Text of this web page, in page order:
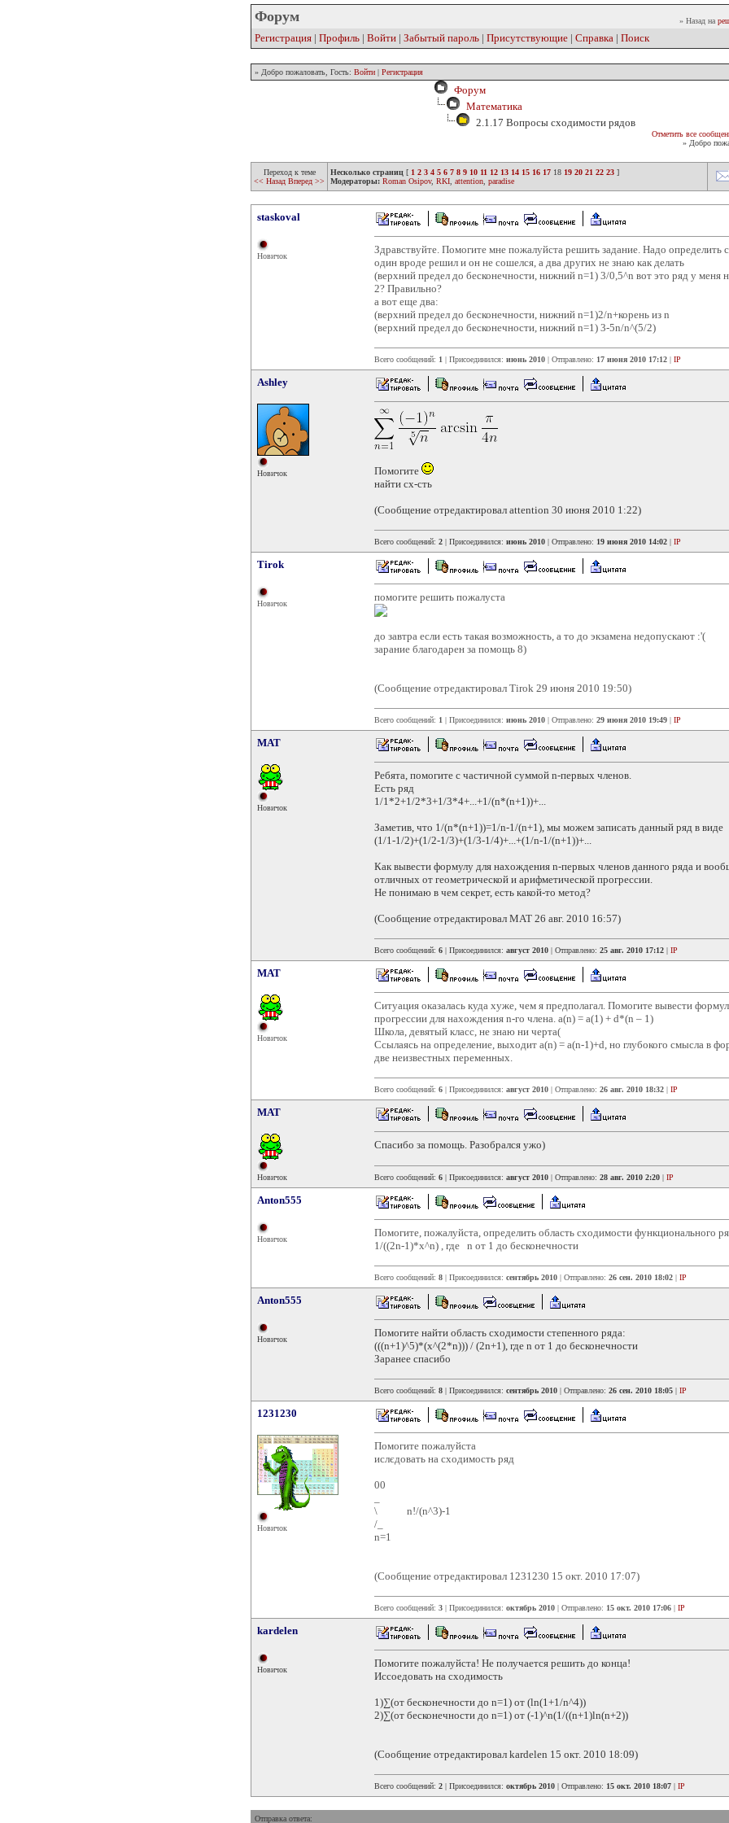
Форум » Назад на
Регистрация | Профиль | Войти | Забытый пароль | Присутствующие | Справка | Поиск
» Добро пожаловать, Гость: Войти | Регистрация
Форум
Математика
2.1.17 Вопросы сходимости рядов
Отметить все
» Добро
Переход к теме
<< Назад Вперед >>
Несколько страниц [ 1 2 3 4 5 6 7 8 9 10 11 12 13 14 15 16 17 18 19 20 21 22 23 ]
Модераторы: Roman Osipov, RKI attention paradise
staskoval
Новичок
Здравствуйте. Помогите мне пожалуйста решить задание. Надо определить
один вроде решил и он не сошелся, а два других не знаю как делать
(верхний предел до бесконечности, нижний n=1) 3/0,5^n вот это ряд у меня
2? Правильно?
а вот еще два:
(верхний предел до бесконечности, нижний n=1)2/n+корень из n
(верхний предел до бесконечности, нижний n=1) 3-5n/n^(5/2)
Всего сообщений: 1 | Присоединился: июнь 2010 | Отправлено: 17 июня 2010 17:12 | IP
Ashley
Новичок
Помогите
найти сх-сть
(Сообщение отредактировал attention 30 июня 2010 1:22)
Всего сообщений: 2 | Присоединился: июнь 2010 | Отправлено: 19 июня 2010 14:02 | IP
Tirok
Новичок
помогите решить пожалуста
до завтра если есть такая возможность, а то до экзамена недопускают :'(
зарание благодарен за помощь 8)
(Сообщение отредактировал Tirok 29 июня 2010 19:50)
Всего сообщений: 1 | Присоединился: июнь 2010 | Отправлено: 29 июня 2010 19:49 | IP
MAT
Новичок
Ребята, помогите с частичной суммой n-первых членов.
Есть ряд
1/1*2+1/2*3+1/3*4+...+1/(n*(n+1))+...
Заметив, что 1/(n*(n+1))=1/n-1/(n+1), мы можем записать данный ряд в виде
(1/1-1/2)+(1/2-1/3)+(1/3-1/4)+...+(1/n-1/(n+1))+...
Как вывести формулу для нахождения n-первых членов данного ряда и
отличных от геометрической и арифметической прогрессии.
Не понимаю в чем секрет, есть какой-то метод?
(Сообщение отредактировал MAT 26 авг. 2010 16:57)
Всего сообщений: 6 | Присоединился: август 2010 | Отправлено: 25 авг. 2010 17:12 | IP
MAT
Новичок
Ситуация оказалась куда хуже, чем я предполагал. Помогите вывести
прогрессии для нахождения n-го члена. a(n) = a(1) + d*(n – 1)
Школа, девятый класс, не знаю ни черта(
Ссылаясь на определение, выходит a(n) = a(n-1)+d, но глубокого смысла в
две неизвестных переменных.
Всего сообщений: 6 | Присоединился: август 2010 | Отправлено: 26 авг. 2010 18:32 | IP
MAT
Новичок
Спасибо за помощь. Разобрался ужо)
Всего сообщений: 6 | Присоединился: август 2010 | Отправлено: 28 авг. 2010 2:20 | IP
Anton555
Новичок
Помогите, пожалуйста, определить область сходимости функционального
1/((2n-1)*x^n) , где n от 1 до бесконечности
Всего сообщений: 8 | Присоединился: сентябрь 2010 | Отправлено: 26 сен. 2010 18:02 | IP
Anton555
Новичок
Помогите найти область сходимости степенного ряда:
(((n+1)^5)*(x^(2*n))) / (2n+1), где n от 1 до бесконечности
Заранее спасибо
Всего сообщений: 8 | Присоединился: сентябрь 2010 | Отправлено: 26 сен. 2010 18:05 | IP
1231230
Новичок
Помогите пожалуйста
ислєдовать на сходимость ряд
00
\ n!/(n^3)-1
/_
n=1
(Сообщение отредактировал 1231230 15 окт. 2010 17:07)
Всего сообщений: 3 | Присоединился: октябрь 2010 | Отправлено: 15 окт. 2010 17:06 | IP
kardelen
Новичок
Помогите пожалуйста! Не получается решить до конца!
Иссоедовать на сходимость
1)∑(от бесконечности до n=1) от (ln⁡(1+1/n^4))
2)∑(от бесконечности до n=1) от (-1)^n(1/((n+1)ln(n+2))
(Сообщение отредактировал kardelen 15 окт. 2010 18:09)
Всего сообщений: 2 | Присоединился: октябрь 2010 | Отправлено: 15 окт. 2010 18:07 | IP
Отправка ответа: